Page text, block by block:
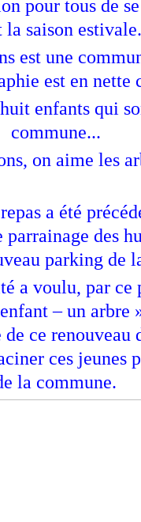
pour tous de
la saison
est une
est en nette
enfants qui
commune...
on aime les
a été
des
parking de
a voulu, par ce
– un arbre
ce renouveau
ces jeunes
la commune.